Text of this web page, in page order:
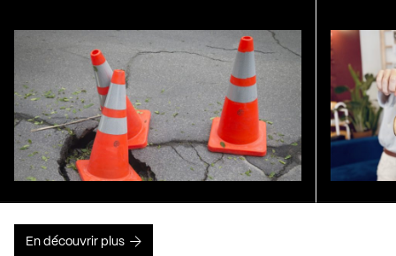
En découvrir plus